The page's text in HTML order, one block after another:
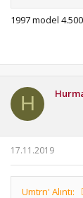
1997 model
H
17.11.2019
Umtrn' Alıntı: